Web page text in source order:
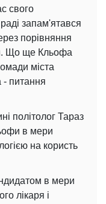
свого
раді запам'ятався
порівняння
Що ще Кльофа
міста
- питання
політолог Тараз
в мери
на користь
в мери
лікаря і